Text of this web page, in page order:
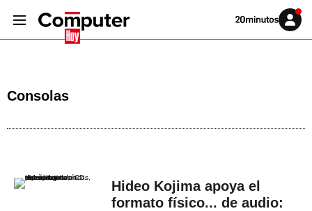
Volver
Iniciar
sesión
Consolas
Hideo Kojima apoya el
formato físico... de audio: